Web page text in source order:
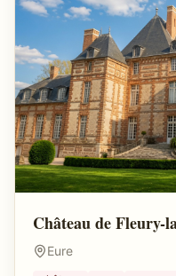
Château de Fleury-
Eure